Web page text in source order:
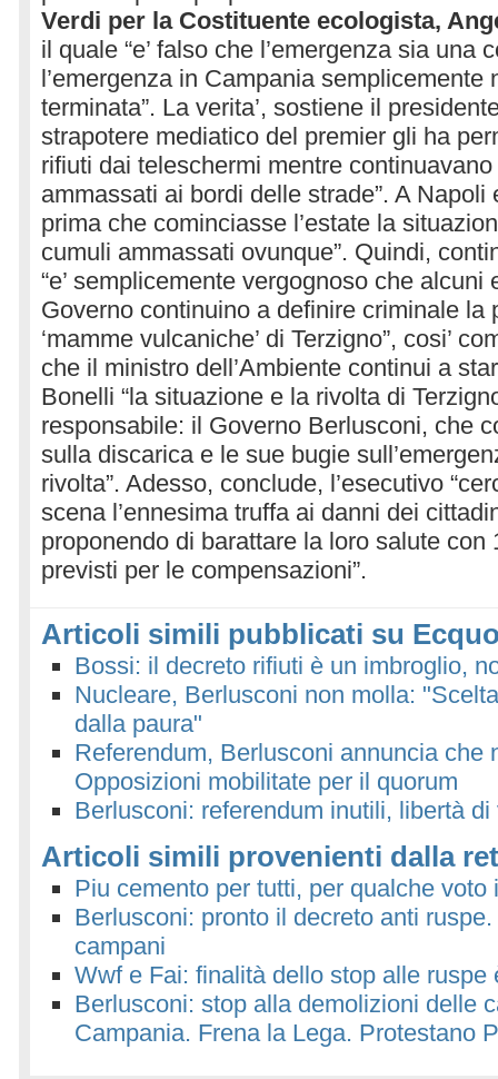
Verdi per la Costituente ecologista,
il quale “e’ falso che l’emergenza sia una
l’emergenza in Campania semplicemente
terminata”. La verita’, sostiene il
strapotere mediatico del premier gli ha
rifiuti dai teleschermi mentre
ammassati ai bordi delle strade”. A Napoli
prima che cominciasse l’estate la
cumuli ammassati ovunque”. Quindi,
“e’ semplicemente vergognoso che alcuni
Governo continuino a definire criminale la
‘mamme vulcaniche’ di Terzigno”, cosi’
che il ministro dell’Ambiente continui a
Bonelli “la situazione e la rivolta di
responsabile: il Governo Berlusconi, che
sulla discarica e le sue bugie
rivolta”. Adesso, conclude, l’esecutivo
scena l’ennesima truffa ai danni dei
proponendo di barattare la loro salute con
previsti per le compensazioni”.
Articoli simili pubblicati su
Bossi: il decreto rifiuti è un imbroglio,
Nucleare, Berlusconi non molla:
dalla paura"
Referendum, Berlusconi annuncia che
Opposizioni mobilitate per il quorum
Berlusconi: referendum inutili, libertà di
Articoli simili provenienti dalla
Piu cemento per tutti, per qualche voto
Berlusconi: pronto il decreto anti
campani
Wwf e Fai: finalità dello stop alle ruspe
Berlusconi: stop alla demolizioni delle
Campania. Frena la Lega. Protestano